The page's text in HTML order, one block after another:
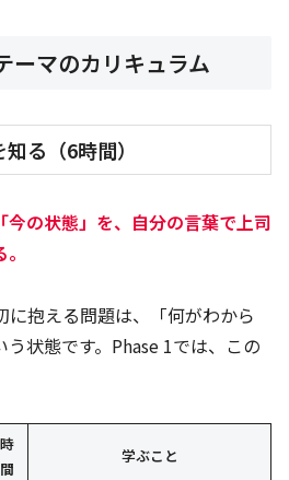
マのカリキュラム
る（6時間）
今の状態」を、自分の言葉で上司
に抱える問題は、「何がわから
状態です。Phase 1では、この
時
間
学ぶこと